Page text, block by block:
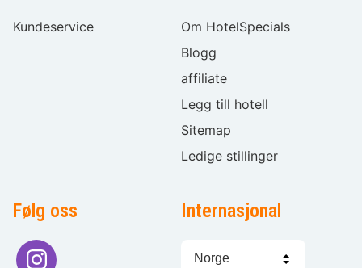
Kundeservice
Om HotelSpecials
Blogg
affiliate
Legg till hotell
Sitemap
Ledige stillinger
Følg oss Internasjonal